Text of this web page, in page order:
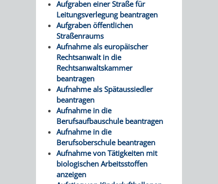
HOHENSACHSEN
LÜTZELSACHSEN
FRIEDHOF
OBERFLOCKENBACH
FRIEDHOF
RIPPENWEIER-
HEILIGKREUZ
FRIEDHOF
SULZBACH
IM
MUSEUM
STADTBIBLIOTHEK
A
BIS
Z
AUSLEIHE
MEDIENANGEBOTE
ONLINE-
KATALOG
KINO
VERANSTALTER
VERANSTALTUNGSRÄUME
STADTHALLE
ROLF-
ENGELBRECHT-
STADTPLAN /
Aufgraben einer Straße für
Leitungsverlegung beantragen
Aufgraben öffentlichen
Straßenraums
Aufnahme als europäischer
Rechtsanwalt in die
Rechtsanwaltskammer
beantragen
Aufnahme als Spätaussiedler
beantragen
Aufnahme in die
Berufsaufbauschule beantragen
Aufnahme in die
Berufsoberschule beantragen
Aufnahme von Tätigkeiten mit
biologischen Arbeitsstoffen
anzeigen